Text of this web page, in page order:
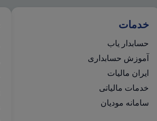
خدمات
حسابدار یاب
آموزش حسابداری
ایران مالیات
خدمات مالیاتی
سامانه مودیان